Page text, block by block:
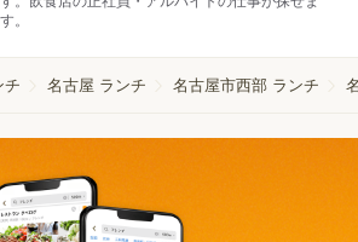
す。
チ 名古屋 ランチ 名古屋市西部 ランチ